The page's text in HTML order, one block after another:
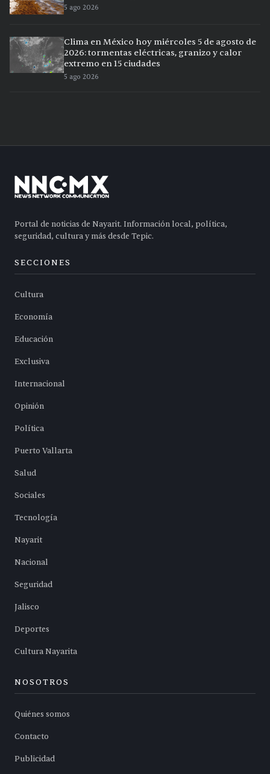
5 ago 2026
Clima en México hoy miércoles 5 de agosto de
2026: tormentas eléctricas, granizo y calor
extremo en 15 ciudades
5 ago 2026
Portal de noticias de Nayarit. Información local, política,
seguridad, cultura y más desde Tepic.
SECCIONES
Cultura
Economía
Educación
Exclusiva
Internacional
Opinión
Política
Puerto Vallarta
Salud
Sociales
Tecnología
Nayarit
Nacional
Seguridad
Jalisco
Deportes
Cultura Nayarita
NOSOTROS
Quiénes somos
Contacto
Publicidad